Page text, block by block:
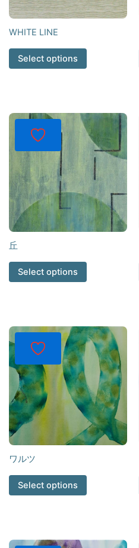
WHITE LINE
Select options
丘
Select options
ワルツ
Select options